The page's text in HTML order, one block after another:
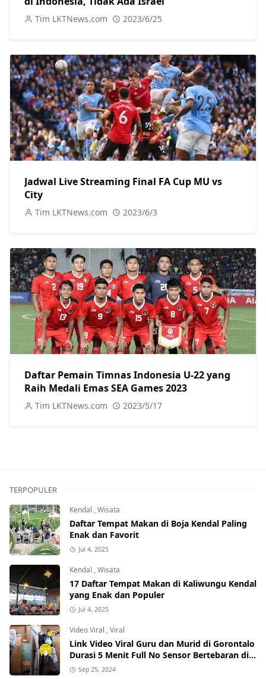
Tim LKTNews.com 2023/6/25
Jadwal Live Streaming Final FA Cup MU vs
City
Tim LKTNews.com 2023/6/3
Daftar Pemain Timnas Indonesia U-22 yang
Raih Medali Emas SEA Games 2023
Tim LKTNews.com 2023/5/17
TERPOPULER
Kendal ,Wisata
Daftar Tempat Makan di Boja Kendal Paling
Enak dan Favorit
Jul 4, 2025
Kendal ,Wisata
17 Daftar Tempat Makan di Kaliwungu Kendal
yang Enak dan Populer
Jul 4, 2025
Video Viral ,Viral
Link Video Viral Guru dan Murid di Gorontalo
Durasi 5 Menit Full No Sensor Bertebaran di
Internet, Hati-Hati Phising!
Sep 25, 2024